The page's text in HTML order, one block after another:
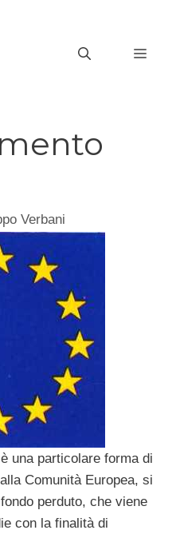
Verbani
è una particolare forma di
Comunità Europea, si
perduto, che viene
con la finalità di